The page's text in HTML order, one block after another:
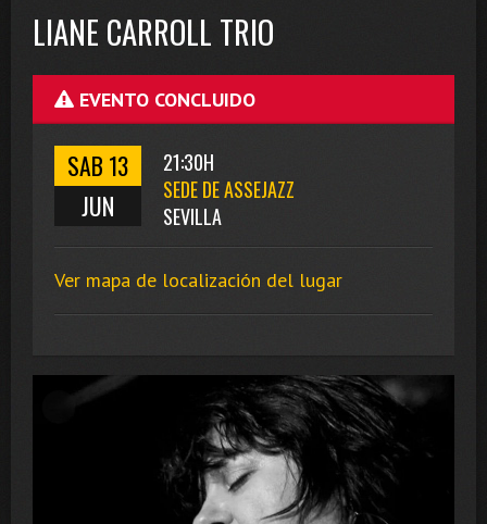
LIANE CARROLL TRIO
EVENTO CONCLUIDO
SAB 13
JUN
21:30H
SEDE DE ASSEJAZZ
SEVILLA
Ver mapa de localización del lugar